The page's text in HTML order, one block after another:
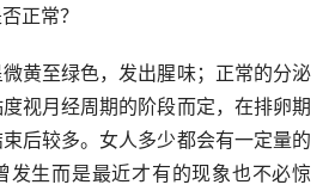
正常？
至绿色，发出腥味；正常的分泌
视月经周期的阶段而定，在排卵期
后较多。女人多少都会有一定量的
发生而是最近才有的现象也不必惊